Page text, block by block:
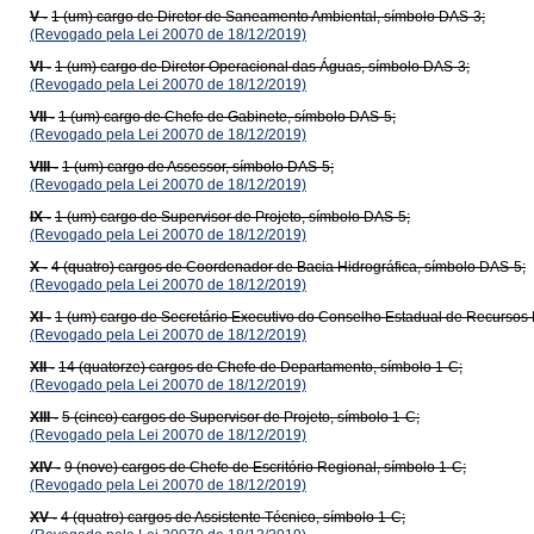
V - 1 (um) cargo de Diretor de Saneamento Ambiental, símbolo DAS-3;
(Revogado pela Lei 20070 de 18/12/2019)
VI - 1 (um) cargo de Diretor Operacional das Águas, símbolo DAS-3;
(Revogado pela Lei 20070 de 18/12/2019)
VII - 1 (um) cargo de Chefe de Gabinete, símbolo DAS-5;
(Revogado pela Lei 20070 de 18/12/2019)
VIII - 1 (um) cargo de Assessor, símbolo DAS-5;
(Revogado pela Lei 20070 de 18/12/2019)
IX - 1 (um) cargo de Supervisor de Projeto, símbolo DAS-5;
(Revogado pela Lei 20070 de 18/12/2019)
X - 4 (quatro) cargos de Coordenador de Bacia Hidrográfica, símbolo DAS-5;
(Revogado pela Lei 20070 de 18/12/2019)
XI - 1 (um) cargo de Secretário Executivo do Conselho Estadual de
(Revogado pela Lei 20070 de 18/12/2019)
XII - 14 (quatorze) cargos de Chefe de Departamento, símbolo 1-C;
(Revogado pela Lei 20070 de 18/12/2019)
XIII - 5 (cinco) cargos de Supervisor de Projeto, símbolo 1-C;
(Revogado pela Lei 20070 de 18/12/2019)
XIV - 9 (nove) cargos de Chefe de Escritório Regional, símbolo 1-C;
(Revogado pela Lei 20070 de 18/12/2019)
XV - 4 (quatro) cargos de Assistente Técnico, símbolo 1-C;